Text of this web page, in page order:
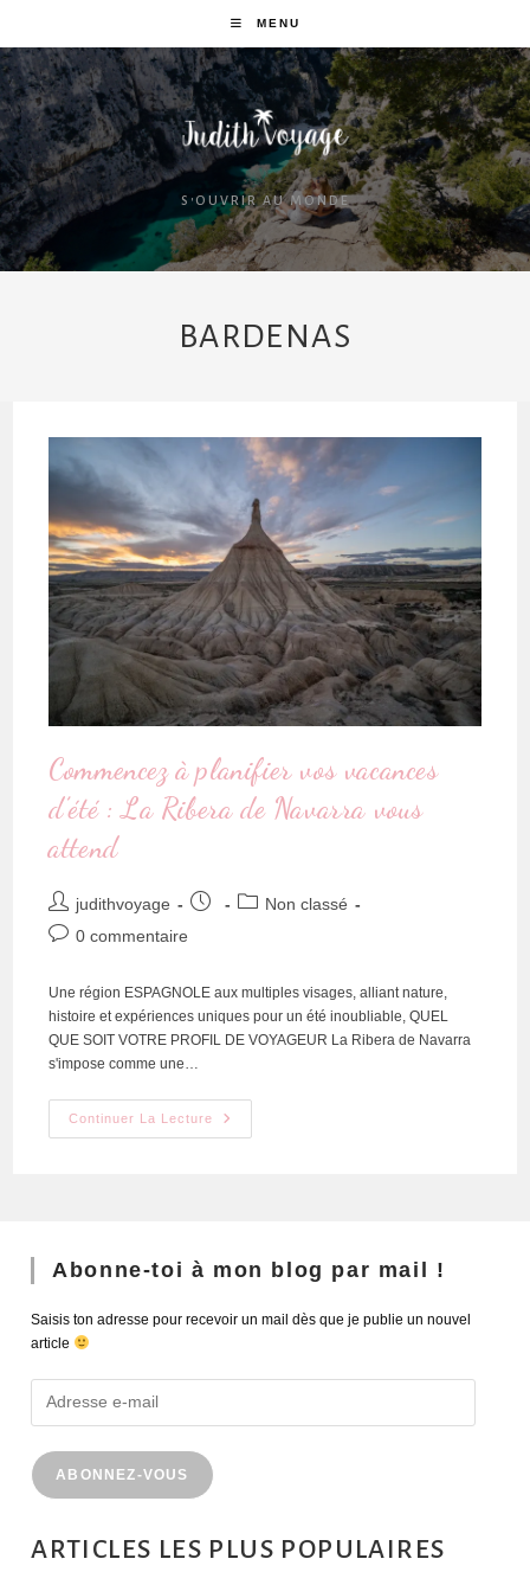
MENU
S'OUVRIR AU MONDE
BARDENAS
Commencez à planifier vos vacances
d’été : La Ribera de Navarra vous
attend
judithvoyage
Non classé
0 commentaire
Une région ESPAGNOLE aux multiples visages, alliant nature,
histoire et expériences uniques pour un été inoubliable, QUEL
QUE SOIT VOTRE PROFIL DE VOYAGEUR La Ribera de Navarra
s'impose comme une…
Continuer La Lecture
Abonne-toi à mon blog par mail !
Saisis ton adresse pour recevoir un mail dès que je publie un nouvel
article
ABONNEZ-VOUS
ARTICLES LES PLUS POPULAIRES